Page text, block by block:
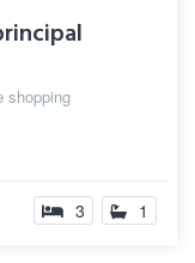
shopping
3 1